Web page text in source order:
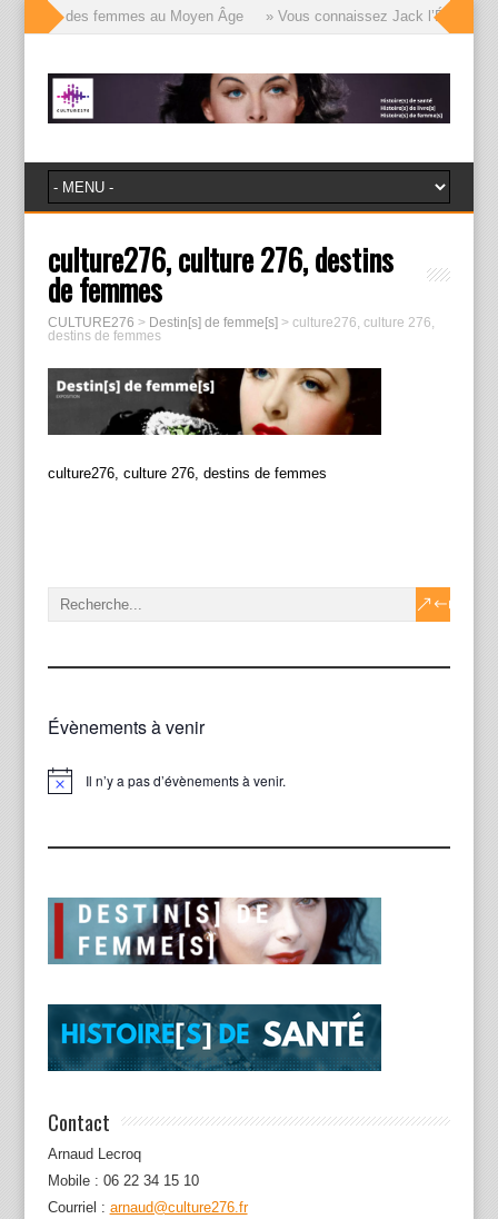
des femmes au Moyen Âge » Vous connaissez Jack
culture276, culture 276, destins
de femmes
CULTURE276 > Destin[s] de femme[s] > culture276, culture 276,
destins de femmes
culture276, culture 276, destins de femmes
Évènements à venir
Notice Il n’y a pas d’évènements à venir.
Contact
Arnaud Lecroq
Mobile : 06 22 34 15 10
Courriel : arnaud@culture276.fr